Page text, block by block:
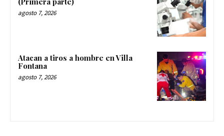
agosto 7, 2026
Atacan a tiros a hombre en Villa
Fontana
agosto 7, 2026